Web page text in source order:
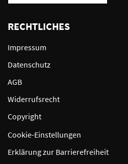
RECHTLICHES
Impressum
Datenschutz
AGB
Widerrufsrecht
Copyright
Cookie-Einstellungen
Erklärung zur Barrierefreiheit